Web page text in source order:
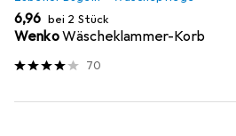
EUR
6,96 bei 2 Stück
WenkoWäscheklammer-Korb
70